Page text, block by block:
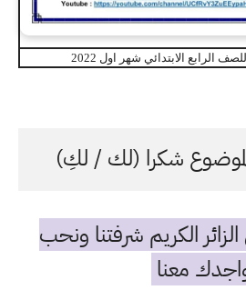
الرابع الابتدائي شهر اول 2022
شكرا (لك / لكِ)
الكريم شرفتنا ونحب
معنا